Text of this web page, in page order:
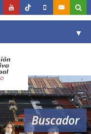
▼
▼
▼
Buscador